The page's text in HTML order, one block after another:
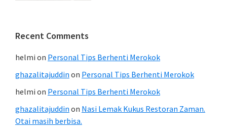
Recent Comments
helmi on Personal Tips Berhenti Merokok
ghazalitajuddin on Personal Tips Berhenti Merokok
helmi on Personal Tips Berhenti Merokok
ghazalitajuddin on Nasi Lemak Kukus Restoran Zaman.
Otai masih berbisa.